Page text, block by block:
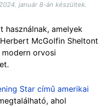
január 8-án készültek.
használnak, amelyek
McGolfin Sheltont
orvosi
Star című amerikai
ahol